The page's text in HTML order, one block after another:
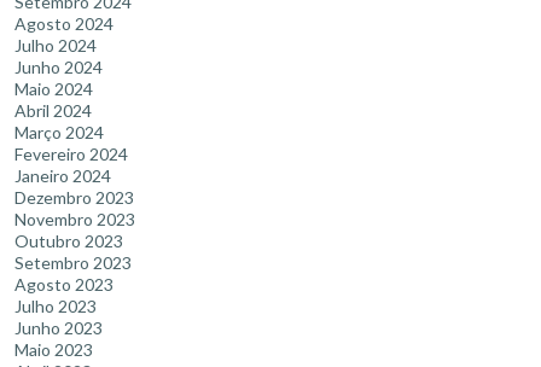
Agosto 2024
Julho 2024
Junho 2024
Maio 2024
Abril 2024
Março 2024
Fevereiro 2024
Janeiro 2024
Dezembro 2023
Novembro 2023
Outubro 2023
Setembro 2023
Agosto 2023
Julho 2023
Junho 2023
Maio 2023